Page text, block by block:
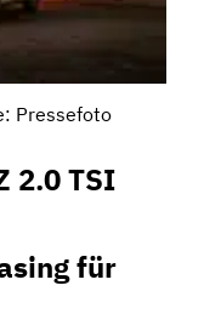
Pressefoto
2.0 TSI
für